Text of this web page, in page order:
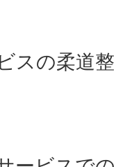
スの柔道